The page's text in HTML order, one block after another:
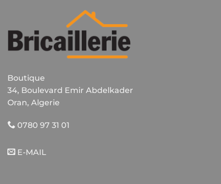
Boutique
34, Boulevard Emir Abdelkader
Oran, Algerie
0780 97 31 01
E-MAIL